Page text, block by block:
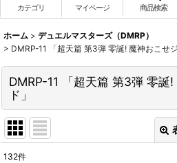
カテゴリ マイページ 商品検索
ホーム > デュエルマスターズ（DMRP）
> DMRP-11 「超天篇 第3弾 零誕! 魔神おこせ
DMRP-11 「超天篇 第3弾 零誕
ド」
132件